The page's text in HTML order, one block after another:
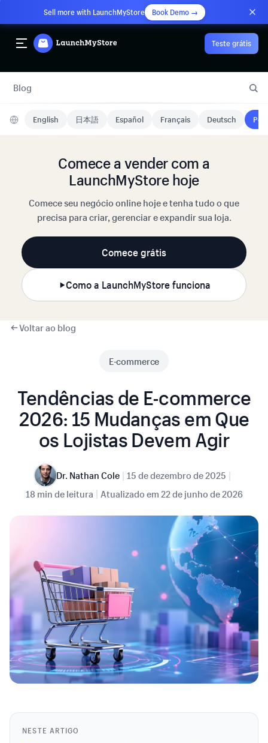
Sell more with LaunchMyStore Book Demo →
Teste grátis
Blog
English 日本語 Español Français Deutsch
Comece a vender com a
LaunchMyStore hoje
Comece seu negócio online hoje e tenha tudo o que
precisa para criar, gerenciar e expandir sua loja.
Comece grátis
Como a LaunchMyStore funciona
Voltar ao blog
E-commerce
Tendências de E-commerce
2026: 15 Mudanças em Que
os Lojistas Devem Agir
Dr. Nathan Cole | 15 de dezembro de 2025 |
18 min de leitura | Atualizado em 22 de junho de 2026
NESTE ARTIGO